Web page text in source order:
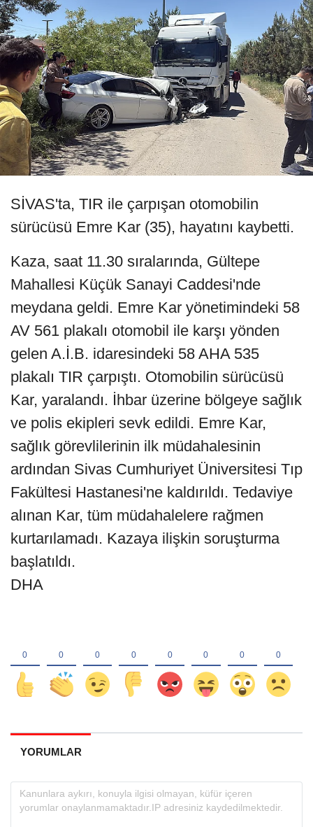
SİVAS'ta, TIR ile çarpışan otomobilin
sürücüsü Emre Kar (35), hayatını kaybetti.
Kaza, saat 11.30 sıralarında, Gültepe
Mahallesi Küçük Sanayi Caddesi'nde
meydana geldi. Emre Kar yönetimindeki 58
AV 561 plakalı otomobil ile karşı yönden
gelen A.İ.B. idaresindeki 58 AHA 535
plakalı TIR çarpıştı. Otomobilin sürücüsü
Kar, yaralandı. İhbar üzerine bölgeye sağlık
ve polis ekipleri sevk edildi. Emre Kar,
sağlık görevlilerinin ilk müdahalesinin
ardından Sivas Cumhuriyet Üniversitesi Tıp
Fakültesi Hastanesi'ne kaldırıldı. Tedaviye
alınan Kar, tüm müdahalelere rağmen
kurtarılamadı. Kazaya ilişkin soruşturma
başlatıldı.
DHA
YORUMLAR